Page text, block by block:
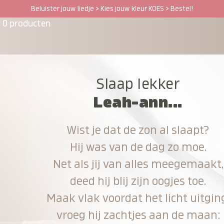
Beluister jouw liedje > Kies jouw kleur KOES > Bestel!
0 producten
Slaap lekker
Leah-ann...
Wist je dat de zon al slaapt?
Hij was van de dag zo moe.
Net als jij van alles meegemaakt,
deed hij blij zijn oogjes toe.
Maak vlak voordat het licht
vroeg hij zachtjes aan de maan: